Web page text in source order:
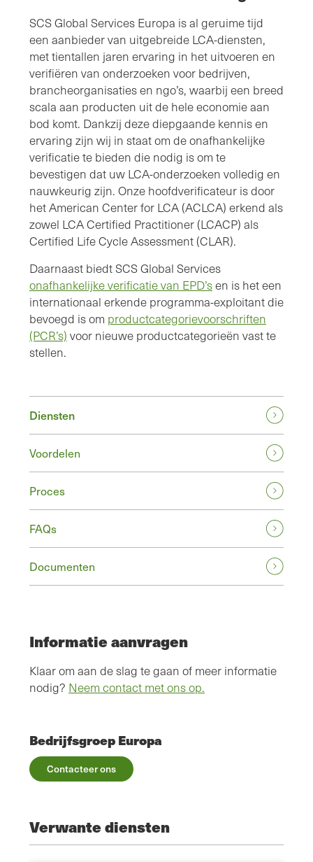
SCS Global Services Europa is al geruime tijd
een aanbieder van uitgebreide LCA-diensten,
met tientallen jaren ervaring in het uitvoeren en
verifiëren van onderzoeken voor bedrijven,
brancheorganisaties en ngo’s, waarbij een breed
scala aan producten uit de hele economie aan
bod komt. Dankzij deze diepgaande kennis en
ervaring zijn wij in staat om de onafhankelijke
verificatie te bieden die nodig is om te
bevestigen dat uw LCA-onderzoeken volledig en
nauwkeurig zijn. Onze hoofdverificateur is door
het American Center for LCA (ACLCA) erkend als
zowel LCA Certified Practitioner (LCACP) als
Certified Life Cycle Assessment (CLAR).
Daarnaast biedt SCS Global Services
onafhankelijke verificatie van EPD’sen is het een
internationaal erkende programma-exploitant die
bevoegd is om productcategorievoorschriften
(PCR’s) voor nieuwe productcategorieën vast te
stellen.
Diensten
Voordelen
Proces
FAQs
Documenten
Informatie aanvragen
Klaar om aan de slag te gaan of meer informatie
nodig? Neem contact met ons op.
Bedrijfsgroep Europa
Contacteer ons
Verwante diensten